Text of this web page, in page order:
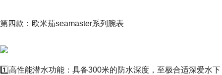
第四款：欧米茄seamaster系列腕表
1️⃣高性能潜水功能：具备300米的防水深度，至极合适深爱水下